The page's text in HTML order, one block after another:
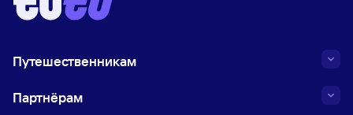
Путешественникам
Партнёрам